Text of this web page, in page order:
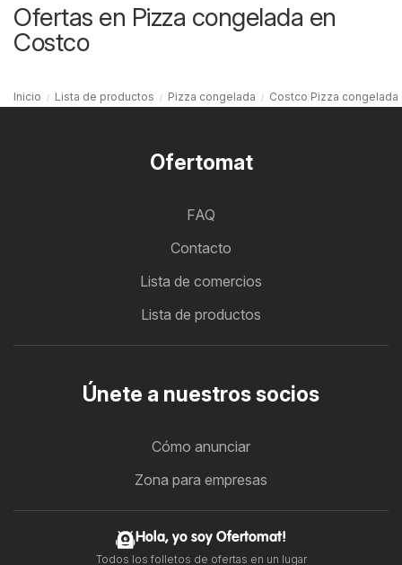
Ofertas en Pizza congelada en
Costco
Inicio Lista de productos Pizza congelada Costco Pizza congelada
Ofertomat
FAQ
Contacto
Lista de comercios
Lista de productos
Únete a nuestros socios
Cómo anunciar
Zona para empresas
Hola, yo soy Ofertomat!
Todos los folletos de ofertas en un lugar